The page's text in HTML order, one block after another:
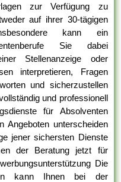
zur Verfügung zu
auf ihrer 30-tägigen
kann ein
Sie dabei
Stellenanzeige oder
interpretieren, Fragen
und sicherzustellen
und professionell
für Absolventen
Angeboten unterscheiden
jener sichersten Dienste
der Beratung jetzt für
Die
kann Ihnen bei der